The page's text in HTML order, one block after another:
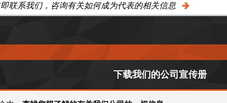
联系我们，咨询有关如何成为代表的相关信息
下载我们的公司宣传册